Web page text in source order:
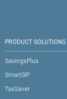
PRODUCT SOLUTIONS
SavingsPlus
SmartSIP
TaxSaver